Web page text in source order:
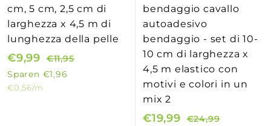
cm, 5 cm, 2,5 cm di
larghezza x 4,5 m di
lunghezza della pelle
S
o
n
€9,99 €
9
,
N
o
€11,95€
Sparen €1,96
€0,56/m
bendaggio cavallo
autoadesivo
bendaggio - set di 10-
10 cm di larghezza x
4,5 m elastico con
motivi e colori in un
mix 2
S
€19,99 €
N
€24,99€